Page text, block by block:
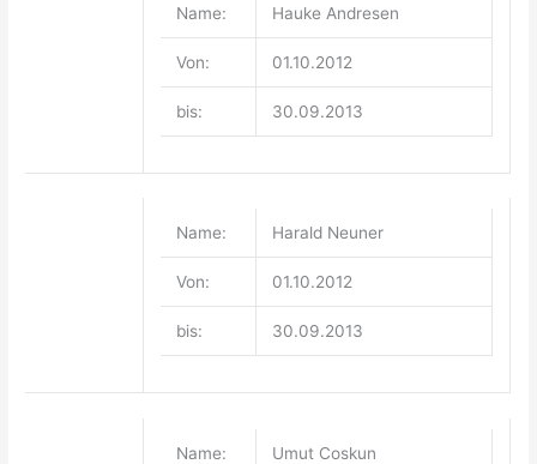
Name: Hauke Andresen
Von: 01.10.2012
bis: 30.09.2013
Name: Harald Neuner
Von: 01.10.2012
bis: 30.09.2013
Name: Umut Coskun